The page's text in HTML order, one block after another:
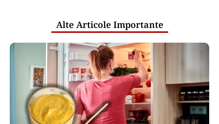
Alte Articole Importante